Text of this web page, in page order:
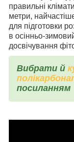
правильні
метри,
для підготовки
в осінньо-
досвічування
Вибрати й
посиланням